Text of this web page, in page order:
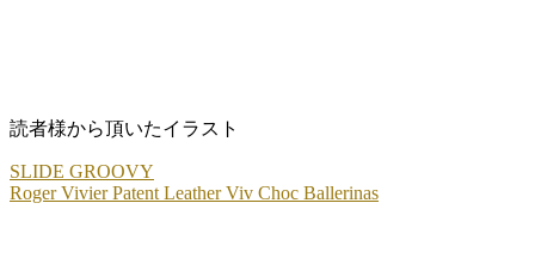
読者様から頂いたイラスト
SLIDE GROOVY
Roger Vivier Patent Leather Viv Choc Ballerinas